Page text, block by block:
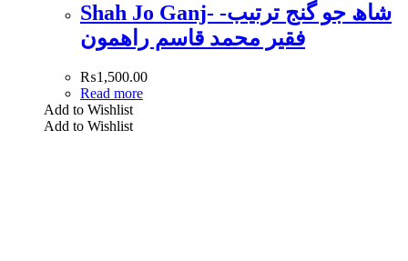
Shah Jo Ganj- شاھ جو گنج ترتيب-
فقير محمد قاسم راھمون
₨1,500.00
Read more
Add to Wishlist
Add to Wishlist